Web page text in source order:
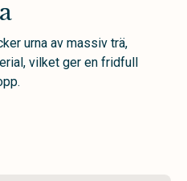
urna av massiv trä,
vilket ger en fridfull